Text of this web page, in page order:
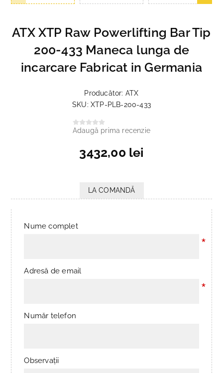
ATX XTP Raw Powerlifting Bar Tip
200-433 Maneca lunga de
incarcare Fabricat in Germania
Producător: ATX
SKU: XTP-PLB-200-433
Adaugă prima recenzie
3432,00 lei
LA COMANDĂ
Nume complet
*
Adresă de email
*
Număr telefon
Observații